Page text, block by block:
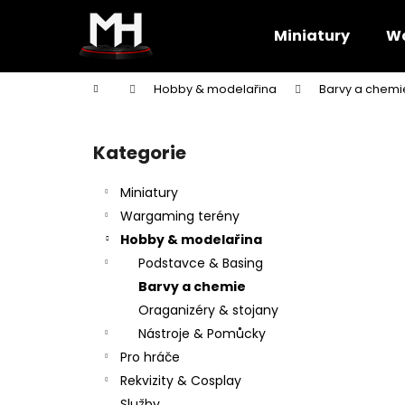
Miniatury
Domů Hobby & modelařina Barvy a
Přeskočit
kategorie
Kategorie
Miniatury
Wargaming terény
Hobby & modelařina
Podstavce & Basing
Barvy a chemie
Oraganizéry & stojany
Nástroje & Pomůcky
Pro hráče
Rekvizity & Cosplay
í
Zpět
do
Zpět
do